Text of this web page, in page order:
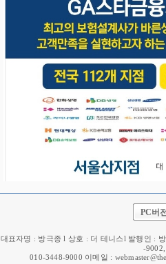
PC버
대표자명 : 방극종 l 상호 : 더 테니스l 발행인 :
-9002,
010-3448-9000 이메일 :